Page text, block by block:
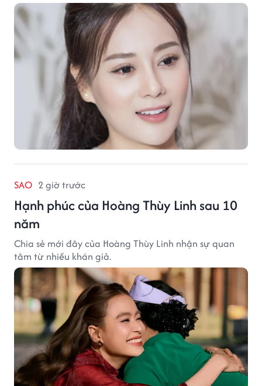
SAO 2 giờ trước
Hạnh phúc của Hoàng Thùy Linh sau 10
năm
Chia sẻ mới đây của Hoàng Thùy Linh nhận sự quan
tâm từ nhiều khán giả.